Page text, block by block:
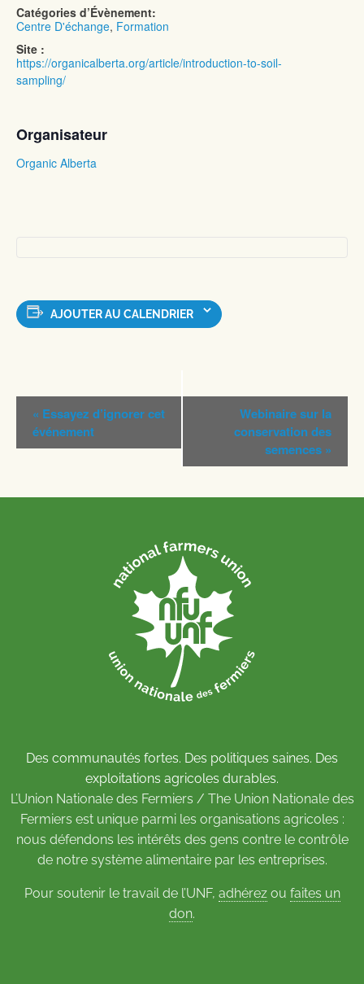
AJOUTER AU CALENDRIER
Catégories d’Évènement:
Centre D'échange, Formation
Site :
https://organicalberta.org/article/introduction-to-soil-
sampling/
Organisateur
Organic Alberta
Navigation
Évènement
« Essayez d’ignorer cet
événement
Webinaire sur la
conservation des
semences »
Des communautés fortes. Des politiques saines. Des
exploitations agricoles durables.
L’Union Nationale des Fermiers / The Union Nationale des
Fermiers est unique parmi les organisations agricoles :
nous défendons les intérêts des gens contre le contrôle
de notre système alimentaire par les entreprises.
Pour soutenir le travail de l’UNF, adhérezou faites un
don.